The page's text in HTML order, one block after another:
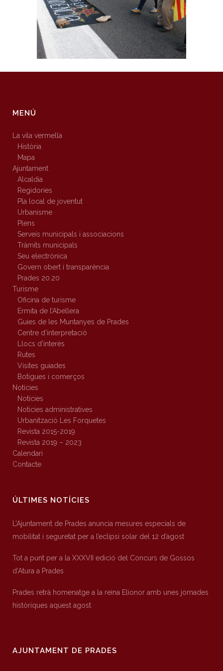
MENÚ
La vila vermella
Història
Mapa
Ajuntament
Alcaldia
Regidories
Pla local de joventut
Urbanisme
Plens
Serveis municipals i associacions
Tràmits municipals
Seu electrònica
Govern obert i transparència
Prades 20.20
Turisme
Oficina de turisme
Ermita de l’Abellera
Guies de les Muntanyes de Prades
Centre d’interpretació
Llocs d’interès
Rutes
Visites guiades
Botigues i comerços
Notícies
Notícies
Notícies administratives
Urbanització Les Forquetes
Revista 2015-2019
Revista 2019 – 2023
Calendari
Contacte
ÚLTIMES NOTÍCIES
L’Ajuntament de Prades anuncia mesures especials de
mobilitat i seguretat per a l’eclipsi solar del 12 d’agost
Tot a punt per a la XXXVII edició del Concurs de Gossos
d’Atura a Prades
Prades retrà homenatge a la reina Elionor amb unes jornades
històriques aquest agost
AJUNTAMENT DE PRADES